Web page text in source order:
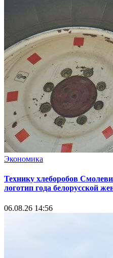
Экономика
Технику хлеборобов
логотип года белорусской
06.08.26 14:56